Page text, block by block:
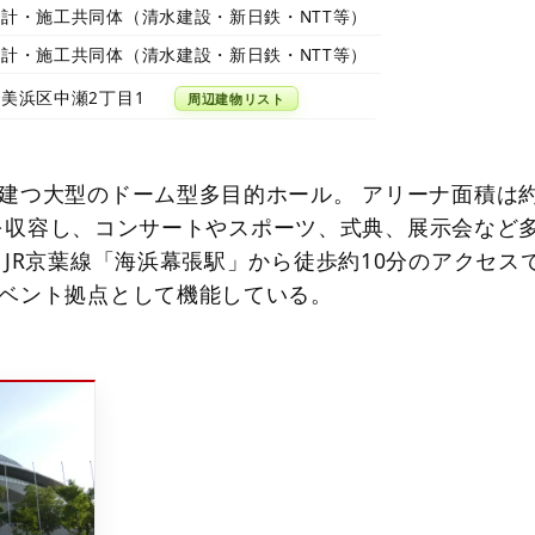
・施工共同体（清水建設・新日鉄・NTT等）
・施工共同体（清水建設・新日鉄・NTT等）
浜区中瀬2丁目1
周辺建物リスト
つ大型のドーム型多目的ホール。 アリーナ面積は
容し、コンサートやスポーツ、式典、展示会など
京葉線「海浜幕張駅」から徒歩約10分のアクセス
ント拠点として機能している。